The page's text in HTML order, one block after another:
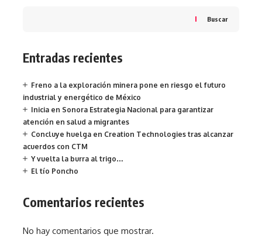
Buscar
Entradas recientes
Freno a la exploración minera pone en riesgo el futuro
industrial y energético de México
Inicia en Sonora Estrategia Nacional para garantizar
atención en salud a migrantes
Concluye huelga en Creation Technologies tras alcanzar
acuerdos con CTM
Y vuelta la burra al trigo…
El tío Poncho
Comentarios recientes
No hay comentarios que mostrar.